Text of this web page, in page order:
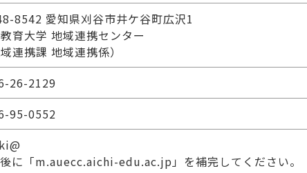
8542 愛知県刈谷市井ケ谷町広沢1
育大学 地域連携センター
域連携課 地域連携係）
26-2129
95-0552
に「m.auecc.aichi-edu.ac.jp」を補完してください。